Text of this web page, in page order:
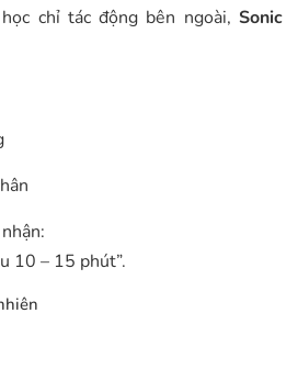
chỉ tác động bên ngoài, Sonic
10 – 15 phút”.